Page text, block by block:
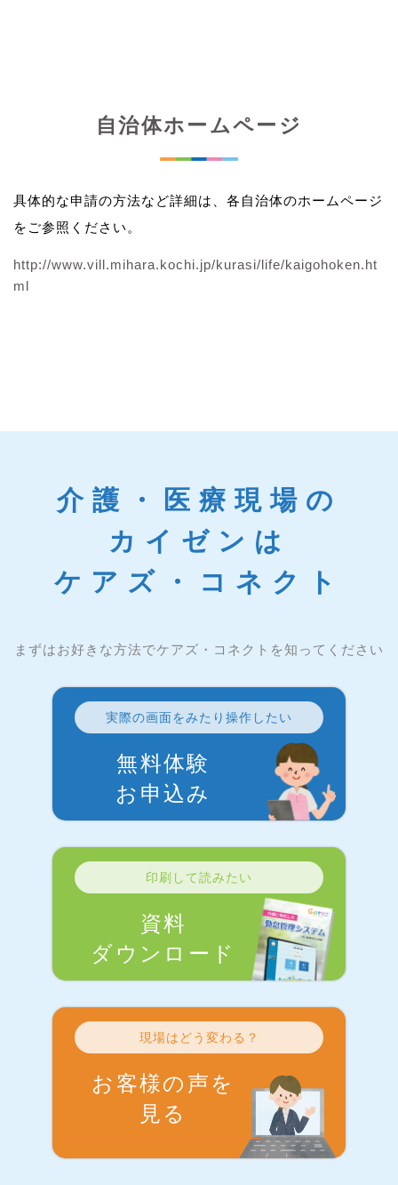
自治体ホームページ
具体的な申請の方法など詳細は、各自治体のホームページ
をご参照ください。
http://www.vill.mihara.kochi.jp/kurasi/life/kaigohoken.ht
ml
介護・医療現場の
カイゼンは
ケアズ・コネクト
まずはお好きな方法でケアズ・コネクトを知ってください
実際の画面をみたり操作したい
無料体験
お申込み
印刷して読みたい
資料
ダウンロード
現場はどう変わる？
お客様の声を
見る